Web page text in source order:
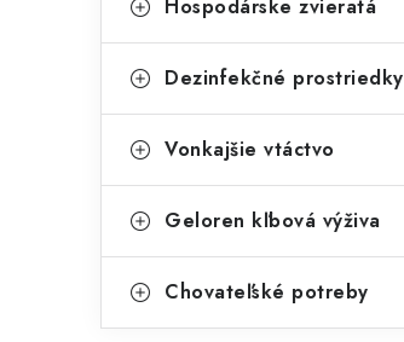
Hospodárske zvieratá
Dezinfekčné prostriedky
Vonkajšie vtáctvo
Geloren kľbová výživa
Chovateľské potreby